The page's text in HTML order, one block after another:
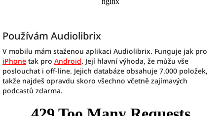
Používám Audiolibrix
V mobilu mám staženou aplikaci Audiolibrix. Funguje jak pro
iPhone tak pro Android. Její hlavní výhoda, že můžu vše
poslouchat i off-line. Jejich databáze obsahuje 7.000 položek,
takže najdeš opravdu skoro všechno včetně zajímavých
podcastů zdarma.